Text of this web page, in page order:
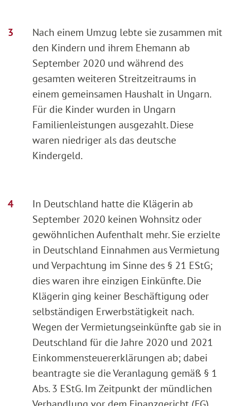
Nach einem Umzug lebte sie zusammen mit
den Kindern und ihrem Ehemann ab
September 2020 und während des
gesamten weiteren Streitzeitraums in
einem gemeinsamen Haushalt in Ungarn.
Für die Kinder wurden in Ungarn
Familienleistungen ausgezahlt. Diese
waren niedriger als das deutsche
Kindergeld.
In Deutschland hatte die Klägerin ab
September 2020 keinen Wohnsitz oder
gewöhnlichen Aufenthalt mehr. Sie erzielte
in Deutschland Einnahmen aus Vermietung
und Verpachtung im Sinne des § 21 EStG;
dies waren ihre einzigen Einkünfte. Die
Klägerin ging keiner Beschäftigung oder
selbständigen Erwerbstätigkeit nach.
Wegen der Vermietungseinkünfte gab sie in
Deutschland für die Jahre 2020 und 2021
Einkommensteuererklärungen ab; dabei
beantragte sie die Veranlagung gemäß § 1
Abs. 3 EStG. Im Zeitpunkt der mündlichen